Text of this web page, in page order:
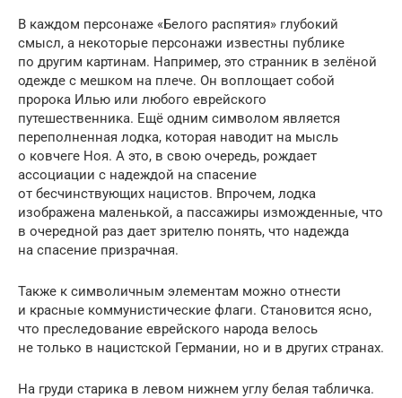
В каждом персонаже «Белого распятия» глубокий
смысл, а некоторые персонажи известны публике
по другим картинам. Например, это странник в зелёной
одежде с мешком на плече. Он воплощает собой
пророка Илью или любого еврейского
путешественника. Ещё одним символом является
переполненная лодка, которая наводит на мысль
о ковчеге Ноя. А это, в свою очередь, рождает
ассоциации с надеждой на спасение
от бесчинствующих нацистов. Впрочем, лодка
изображена маленькой, а пассажиры изможденные, что
в очередной раз дает зрителю понять, что надежда
на спасение призрачная.
Также к символичным элементам можно отнести
и красные коммунистические флаги. Становится ясно,
что преследование еврейского народа велось
не только в нацистской Германии, но и в других странах.
На груди старика в левом нижнем углу белая табличка.